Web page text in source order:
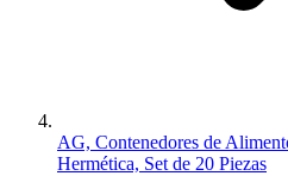
AG, Contenedores de
Hermética, Set de 20 Piezas